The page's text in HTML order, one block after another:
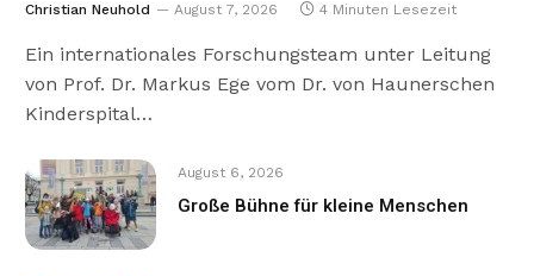
Christian Neuhold August 7, 2026 4 Minuten Lesezeit
Ein internationales Forschungsteam unter Leitung
von Prof. Dr. Markus Ege vom Dr. von Haunerschen
Kinderspital…
August 6, 2026
Große Bühne für kleine Menschen